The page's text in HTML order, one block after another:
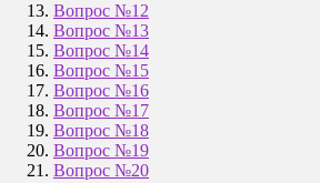
Вопрос №12
Вопрос №13
Вопрос №14
Вопрос №15
Вопрос №16
Вопрос №17
Вопрос №18
Вопрос №19
Вопрос №20